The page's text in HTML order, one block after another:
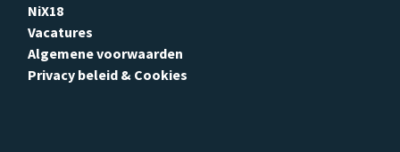
NiX18
Vacatures
Algemene voorwaarden
Privacy beleid & Cookies